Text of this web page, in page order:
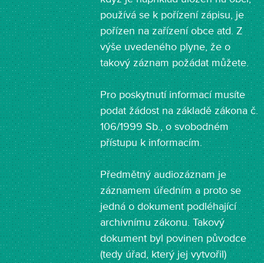
používá se k pořízení zápisu, je
pořízen na zařízení obce atd. Z
výše uvedeného plyne, že o
takový záznam požádat můžete.
Pro poskytnutí informací musíte
podat žádost na základě zákona č.
106/1999 Sb., o svobodném
přístupu k informacím.
Předmětný audiozáznam je
záznamem úředním a proto se
jedná o dokument podléhající
archivnímu zákonu. Takový
dokument byl povinen původce
(tedy úřad, který jej vytvořil)